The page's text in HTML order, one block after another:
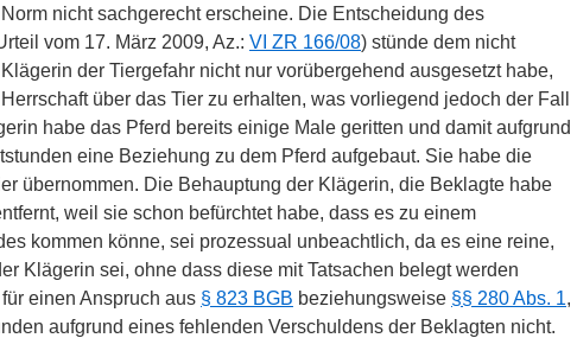
nicht sachgerecht erscheine. Die Entscheidung des
vom 17. März 2009, Az.: VI ZR 166/08) stünde dem nicht
der Tiergefahr nicht nur vorübergehend ausgesetzt habe,
über das Tier zu erhalten, was vorliegend jedoch der Fall
habe das Pferd bereits einige Male geritten und damit aufgrund
eine Beziehung zu dem Pferd aufgebaut. Sie habe die
übernommen. Die Behauptung der Klägerin, die Beklagte habe
weil sie schon befürchtet habe, dass es zu einem
kommen könne, sei prozessual unbeachtlich, da es eine reine,
Klägerin sei, ohne dass diese mit Tatsachen belegt werden
einen Anspruch aus § 823 BGB beziehungsweise §§ 280 Abs. 1,
aufgrund eines fehlenden Verschuldens der Beklagten nicht.